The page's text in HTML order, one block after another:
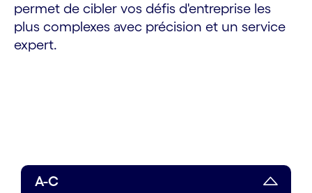
permet de cibler vos défis d'entreprise les
plus complexes avec précision et un service
expert.
A-C